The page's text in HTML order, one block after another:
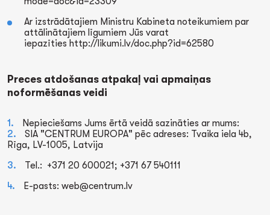
Ar izstrādātajiem Ministru Kabineta noteikumiem par
attālinātajiem līgumiem Jūs varat
iepazīties http://likumi.lv/doc.php?id=62580
Preces atdošanas atpakaļ vai apmaiņas
noformēšanas veidi
Nepieciešams Jums ērtā veidā sazināties ar mums:
SIA "CENTRUM EUROPA" pēc adreses: Tvaika iela 4b,
Rīga, LV-1005, Latvija
Tel.: +371 20 600021; +371 67 540111
E-pasts: web@centrum.lv